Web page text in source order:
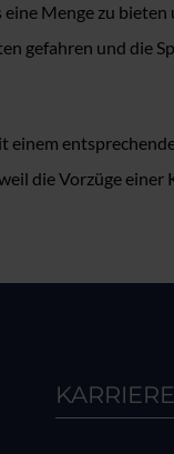
Menge zu
gefahren und die
die Vorzüge
KARRIERE